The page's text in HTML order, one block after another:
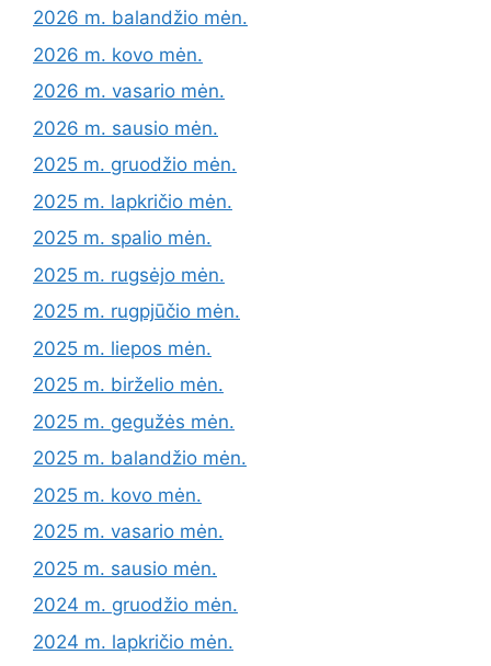
2026 m. balandžio mėn.
2026 m. kovo mėn.
2026 m. vasario mėn.
2026 m. sausio mėn.
2025 m. gruodžio mėn.
2025 m. lapkričio mėn.
2025 m. spalio mėn.
2025 m. rugsėjo mėn.
2025 m. rugpjūčio mėn.
2025 m. liepos mėn.
2025 m. birželio mėn.
2025 m. gegužės mėn.
2025 m. balandžio mėn.
2025 m. kovo mėn.
2025 m. vasario mėn.
2025 m. sausio mėn.
2024 m. gruodžio mėn.
2024 m. lapkričio mėn.